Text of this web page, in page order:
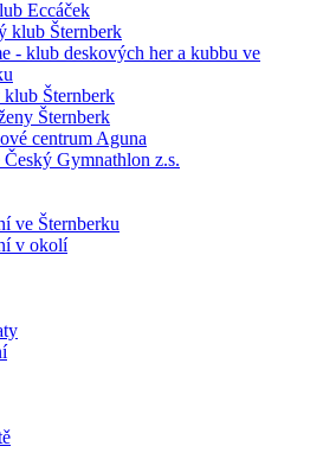
Eccáček
klub Šternberk
- klub deskových her a kubbu ve
Šternberk
Šternberk
centrum Aguna
Český Gymnathlon z.s.
ve Šternberku
v okolí